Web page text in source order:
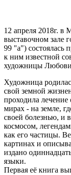
12 апреля 2018г. в
выставочном зале
99 "а") состоялась
к ним известной
художницы
Художница
свой земной
проходила
мирах - на земле,
своей болезнью, и
космосом,
как его частицы.
картинах и
издано
языки.
Первая её книга